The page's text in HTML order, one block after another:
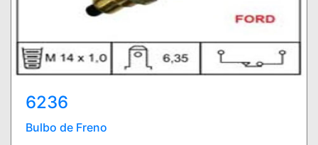
6236
Bulbo de Freno